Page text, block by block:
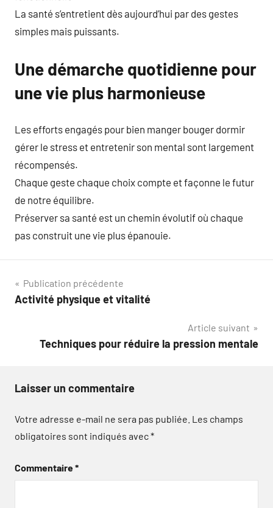
La santé s’entretient dès aujourd’hui par des gestes
simples mais puissants.
Une démarche quotidienne pour
une vie plus harmonieuse
Les efforts engagés pour bien manger bouger dormir
gérer le stress et entretenir son mental sont largement
récompensés.
Chaque geste chaque choix compte et façonne le futur
de notre équilibre.
Préserver sa santé est un chemin évolutif où chaque
pas construit une vie plus épanouie.
Navigation
de
Publication précédente
Activité physique et vitalité
Article suivant
Techniques pour réduire la pression mentale
Laisser un commentaire
Votre adresse e-mail ne sera pas publiée. Les champs
obligatoires sont indiqués avec*
Commentaire*